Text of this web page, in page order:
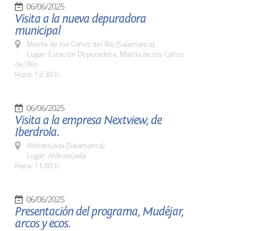
06/06/2025
Visita a la nueva depuradora
municipal
Matilla de los Caños del Río (Salamanca)
Lugar: Estación Depuradora. Matilla de los Caños
del Río
Hora: 12:30 h.
06/06/2025
Visita a la empresa Nextview, de
Iberdrola.
Aldeatejada (Salamanca)
Lugar: Aldeatejada
Hora: 11:00 h.
06/06/2025
Presentación del programa, Mudéjar,
arcos y ecos.